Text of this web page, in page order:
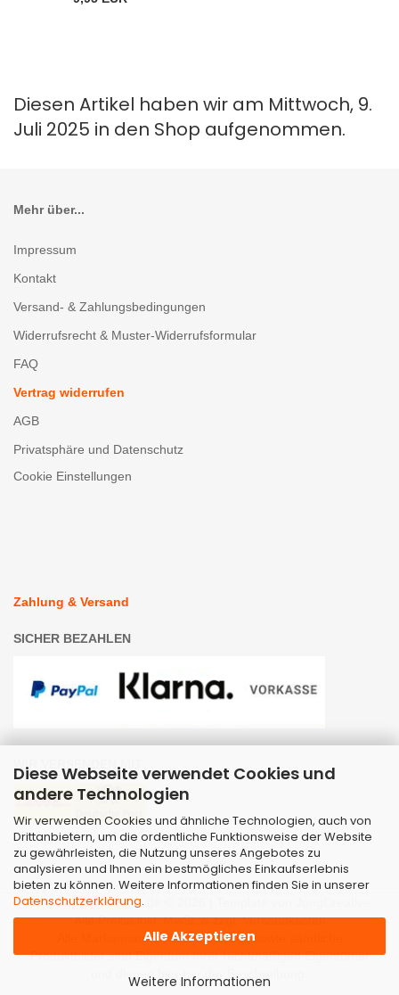
Diese Webseite verwendet Cookies und
andere Technologien
Wir verwenden Cookies und ähnliche Technologien, auch von
Drittanbietern, um die ordentliche Funktionsweise der Website
zu gewährleisten, die Nutzung unseres Angebotes zu
analysieren und Ihnen ein bestmögliches Einkaufserlebnis
bieten zu können. Weitere Informationen finden Sie in unserer
Datenschutzerklärung.
Alle Akzeptieren
Weitere Informationen
Diesen Artikel haben wir am Mittwoch, 9.
Juli 2025 in den Shop aufgenommen.
Mehr über...
Impressum
Kontakt
Versand- & Zahlungsbedingungen
Widerrufsrecht & Muster-Widerrufsformular
FAQ
Vertrag widerrufen
AGB
Privatsphäre und Datenschutz
Cookie Einstellungen
Zahlung & Versand
SICHER BEZAHLEN
WIR VERSENDEN MIT
Webshopby Gambio.de © 2026 | Template von
Alle Preise inkl. MwSt. & zzgl. Versandkosten
Alle Markennamen, Warenzeichen sowie sämtliche
Produktbilder sind Eigentum Ihrer rechtmäßigen Eigentümer
und dienen hier nur der Beschreibung.